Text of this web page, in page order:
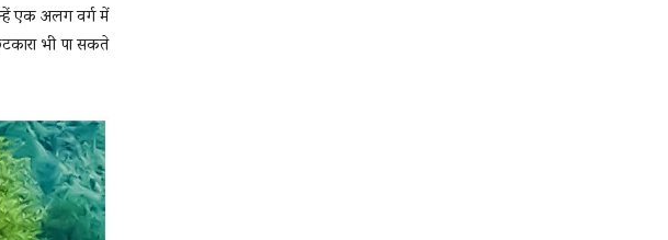
एक अलग वर्ग में
भी पा सकते